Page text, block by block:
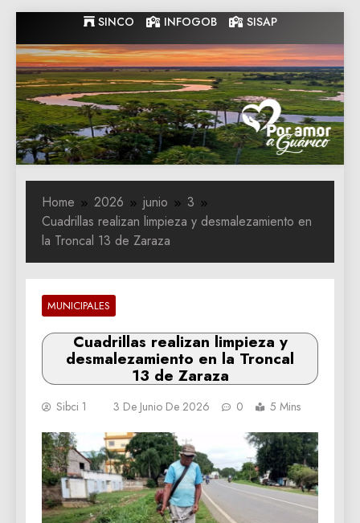
to
content
SINCO INFOGOB SISAP
Gobernacion
de Guarico
Gobernacion de Guarico
Home 2026 junio
3
Cuadrillas realizan limpieza y desmalezamiento en
la Troncal 13 de Zaraza
MUNICIPALES
Cuadrillas realizan limpieza y
desmalezamiento en la Troncal
13 de Zaraza
Sibci 1 3 De Junio De 2026 0 5 Mins